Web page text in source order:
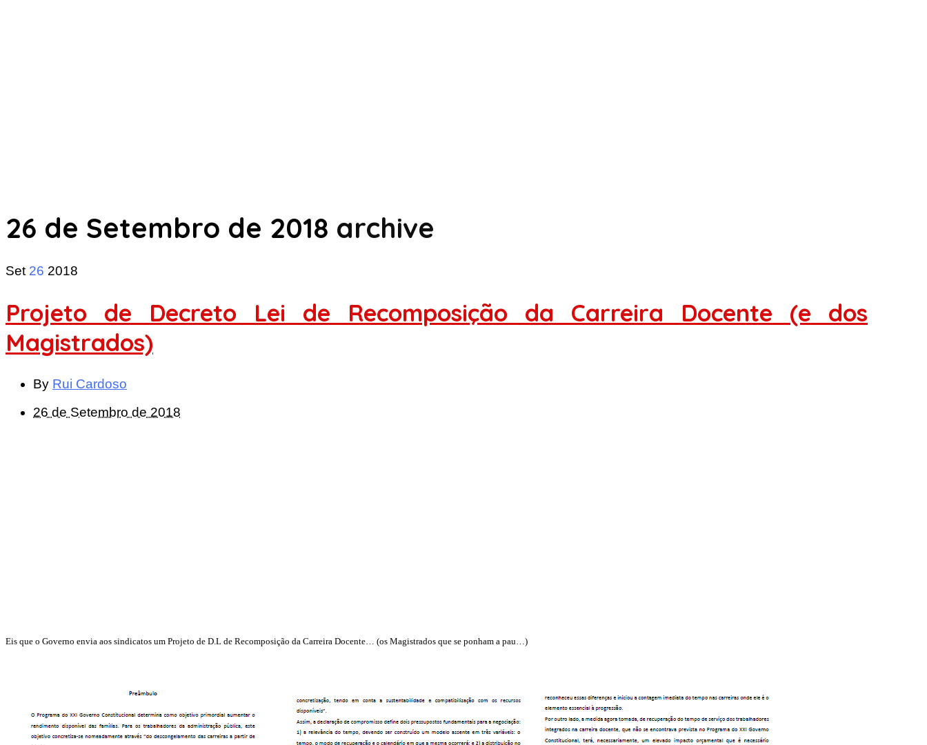
26 de Setembro de 2018 archive
Set 26 2018
Projeto de Decreto Lei de Recomposição da Carreira Docente (e dos
Magistrados)
By Rui Cardoso
26 de Setembro de 2018
Eis que o Governo envia aos sindicatos um Projeto de D.L de Recomposição da Carreira Docente… (os Magistrados que se ponham a pau…)